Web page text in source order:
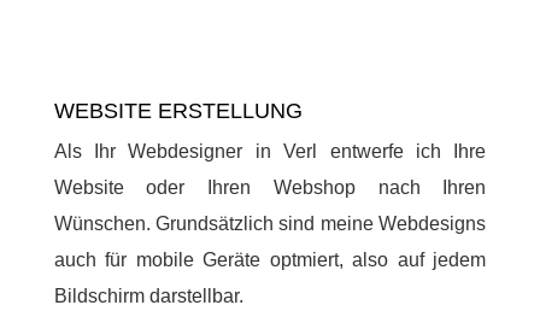
WEBSITE ERSTELLUNG
Als Ihr Webdesigner in Verl entwerfe ich Ihre
Website oder Ihren Webshop nach Ihren
Wünschen. Grundsätzlich sind meine Webdesigns
auch für mobile Geräte optmiert, also auf jedem
Bildschirm darstellbar.